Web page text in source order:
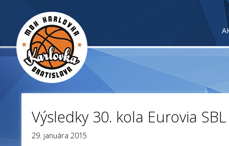
Výsledky 30. kola Eurovia SBL
29. januára 2015